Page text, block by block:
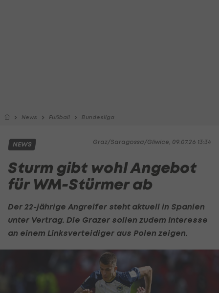
News Fußball Bundesliga
Graz/Saragossa/Gliwice, 09.07.26 13:34
NEWS
Sturm gibt wohl Angebot
für WM-Stürmer ab
Der 22-jährige Angreifer steht aktuell in Spanien
unter Vertrag. Die Grazer sollen zudem Interesse
an einem Linksverteidiger aus Polen zeigen.